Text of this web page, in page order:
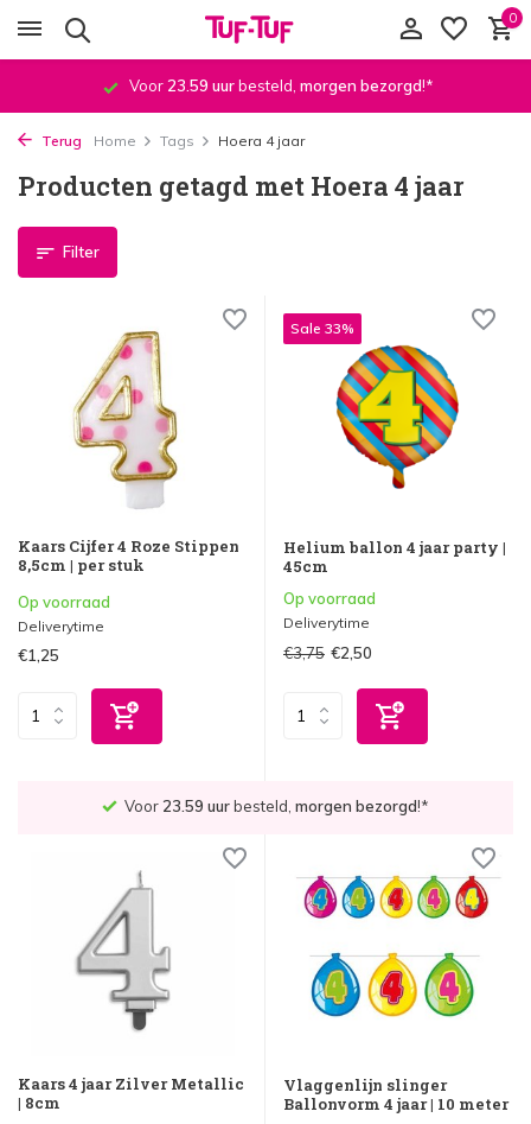
0
Voor23.59 uurbesteld, morgen bezorgd!*
Terug Home Tags Hoera 4 jaar
Producten getagd met Hoera 4 jaar
Filter
Kaars Cijfer 4 Roze Stippen
8,5cm | per stuk
Op voorraad
Deliverytime
€1,25
Sale 33%
Helium ballon 4 jaar party |
45cm
Op voorraad
Deliverytime
€3,75 €2,50
Voor 23.59 uurbesteld,morgen bezorgd!*
Kaars 4 jaar Zilver Metallic
| 8cm
Vlaggenlijn slinger
Ballonvorm 4 jaar | 10 meter